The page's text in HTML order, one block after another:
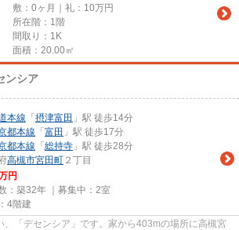
敷：0ヶ月｜礼：10万円
所在階：1階
間取り：1K
面積：20.00㎡
ンシア
本線 「 摂津富田 」駅 徒歩14分
都本線 「 富田 」駅 徒歩17分
都本線 「 総持寺 」駅 徒歩28分
高槻市宮田町 ２丁目
円
：築32年 ｜募集中： 2室
4階建
、「デセンシア」です。家から403mの場所に高槻宮